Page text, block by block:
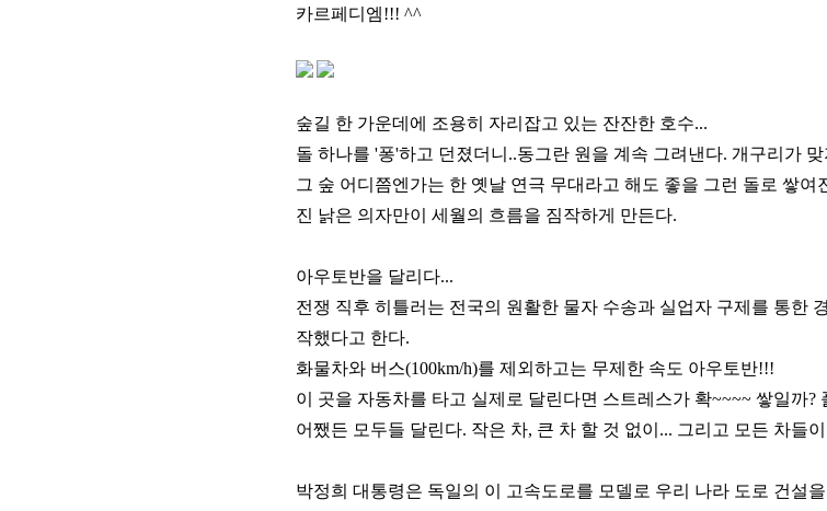
카르페디엠!!! ^^
숲길 한 가운데에 조용히 자리잡고 있는 잔잔한 호수...
돌 하나를 '퐁'하고 던졌더니..동그란 원을 계속 그려낸다. 개구리가
그 숲 어디쯤엔가는 한 옛날 연극 무대라고 해도 좋을 그런 돌로 쌓
진 낡은 의자만이 세월의 흐름을 짐작하게 만든다.
아우토반을 달리다...
전쟁 직후 히틀러는 전국의 원활한 물자 수송과 실업자 구제를 통한
작했다고 한다.
화물차와 버스(100km/h)를 제외하고는 무제한 속도 아우토반!!!
이 곳을 자동차를 타고 실제로 달린다면 스트레스가 확~~~~ 쌓일까?
어쨌든 모두들 달린다. 작은 차, 큰 차 할 것 없이... 그리고 모든 차들
박정희 대통령은 독일의 이 고속도로를 모델로 우리 나라 도로 건설